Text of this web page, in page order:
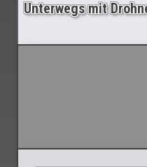
Unterwegs mit